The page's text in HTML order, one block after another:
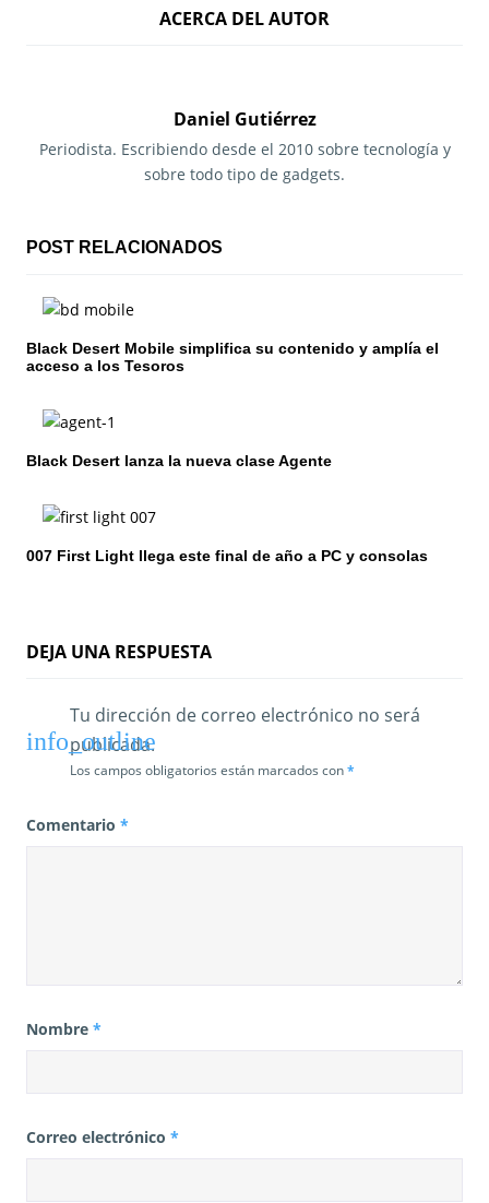
a
i
n
d
e
e
r
d
s
ACERCA DEL AUTOR
Daniel Gutiérrez
Periodista. Escribiendo desde el 2010 sobre tecnología y
sobre todo tipo de gadgets.
POST RELACIONADOS
Black Desert Mobile simplifica su contenido y amplía el
acceso a los Tesoros
Black Desert lanza la nueva clase Agente
007 First Light llega este final de año a PC y consolas
DEJA UNA RESPUESTA
Tu dirección de correo electrónico no será
publicada.
Los campos obligatorios están marcados con*
Comentario *
Nombre *
Correo electrónico *